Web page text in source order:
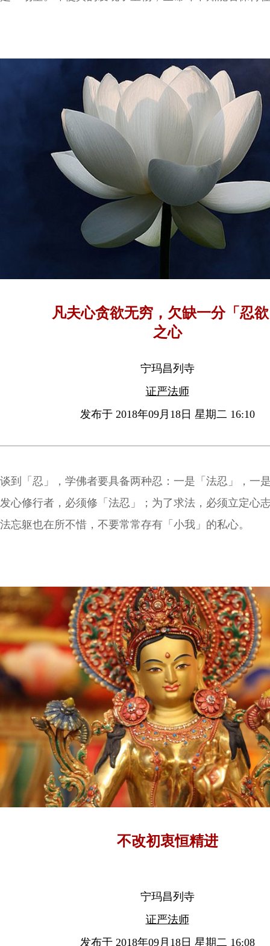
凡夫心贪欲无穷，欠缺一分「忍
之心
宁玛昌列寺
证严法师
发布于 2018年09月18日 星期二 16:10
谈到「忍」，学佛者要具备两种忍：一是「法忍」，一
发心修行者，必须修「法忍」；为了求法，必须立定心
法忘躯也在所不惜，不要常常存有「小我」的私心。
不改初衷恒精进
宁玛昌列寺
证严法师
发布于 2018年09月18日 星期二 16:08